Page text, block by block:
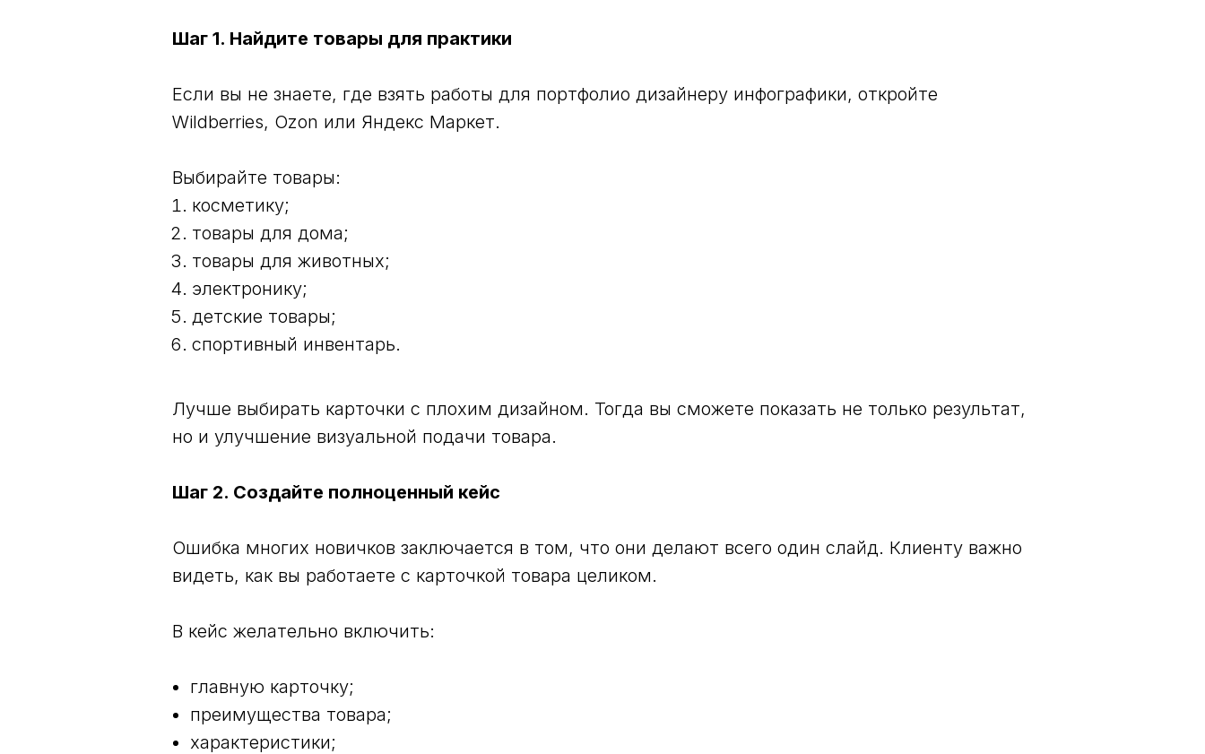
Шаг 1. Найдите товары для практики
Если вы не знаете, где взять работы для портфолио дизайнеру инфографики, откройте
Wildberries, Ozon или Яндекс Маркет.
Выбирайте товары:
косметику;
товары для дома;
товары для животных;
электронику;
детские товары;
спортивный инвентарь.
Лучше выбирать карточки с плохим дизайном. Тогда вы сможете показать не только результат,
но и улучшение визуальной подачи товара.
Шаг 2. Создайте полноценный кейс
Ошибка многих новичков заключается в том, что они делают всего один слайд. Клиенту важно
видеть, как вы работаете с карточкой товара целиком.
В кейс желательно включить:
главную карточку;
преимущества товара;
характеристики;